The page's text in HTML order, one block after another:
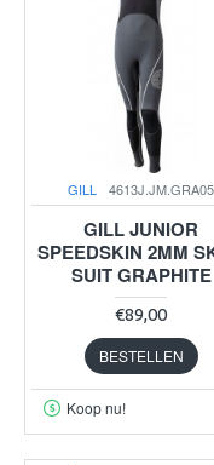
GILL 4613J.JM.GRA05
GILL JUNIOR
SPEEDSKIN 2MM
SUIT GRAPHITE
€89,00
BESTELLEN
Koop nu!